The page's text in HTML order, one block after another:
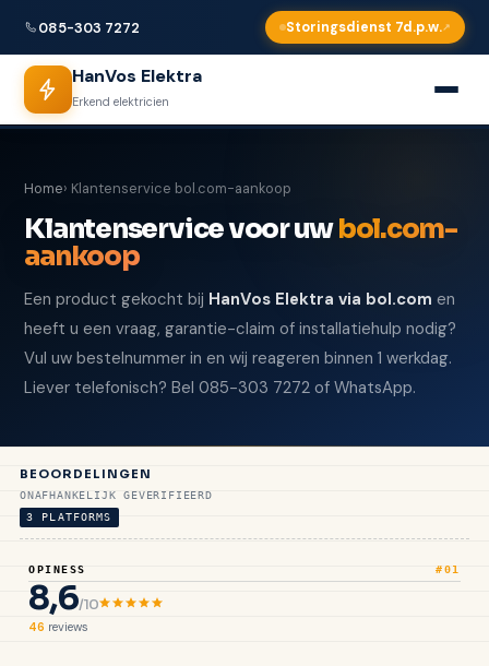
085-303 7272 Storingsdienst 7d.p.w.
HanVos Elektra
Erkend elektricien
Home› Klantenservice bol.com-aankoop
Klantenservice voor uwbol.com-
aankoop
Een product gekocht bij HanVos Elektra via bol.com en
heeft u een vraag, garantie-claim of installatiehulp nodig?
Vul uw bestelnummer in en wij reageren binnen 1 werkdag.
Liever telefonisch? Bel 085-303 7272 of WhatsApp.
BEOORDELINGEN
ONAFHANKELIJK GEVERIFIEERD
3 PLATFORMS
OPINESS #01
8,6/10
46 reviews